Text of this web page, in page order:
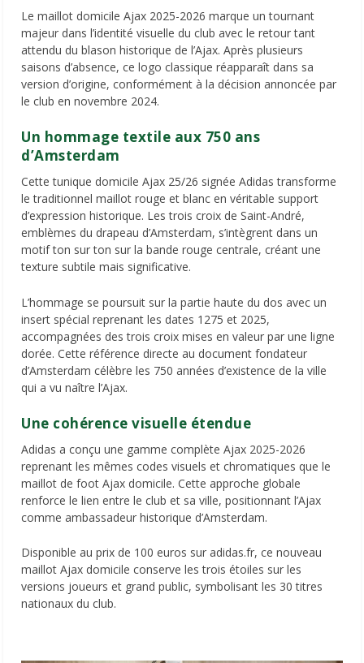
Le maillot domicile Ajax 2025-2026 marque un tournant
majeur dans l’identité visuelle du club avec le retour tant
attendu du blason historique de l’Ajax. Après plusieurs
saisons d’absence, ce logo classique réapparaît dans sa
version d’origine, conformément à la décision annoncée par
le club en novembre 2024.
Un hommage textile aux 750 ans
d’Amsterdam
Cette tunique domicile Ajax 25/26 signée Adidas transforme
le traditionnel maillot rouge et blanc en véritable support
d’expression historique. Les trois croix de Saint-André,
emblèmes du drapeau d’Amsterdam, s’intègrent dans un
motif ton sur ton sur la bande rouge centrale, créant une
texture subtile mais significative.
L’hommage se poursuit sur la partie haute du dos avec un
insert spécial reprenant les dates 1275 et 2025,
accompagnées des trois croix mises en valeur par une ligne
dorée. Cette référence directe au document fondateur
d’Amsterdam célèbre les 750 années d’existence de la ville
qui a vu naître l’Ajax.
Une cohérence visuelle étendue
Adidas a conçu une gamme complète Ajax 2025-2026
reprenant les mêmes codes visuels et chromatiques que le
maillot de foot Ajax domicile. Cette approche globale
renforce le lien entre le club et sa ville, positionnant l’Ajax
comme ambassadeur historique d’Amsterdam.
Disponible au prix de 100 euros sur adidas.fr, ce nouveau
maillot Ajax domicile conserve les trois étoiles sur les
versions joueurs et grand public, symbolisant les 30 titres
nationaux du club.